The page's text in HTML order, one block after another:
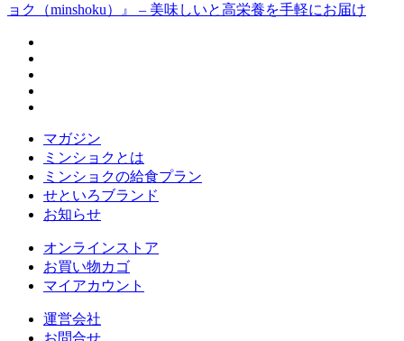
マガジン
ミンショクとは
ミンショクの給食プラン
せといろブランド
お知らせ
オンラインストア
お買い物カゴ
マイアカウント
運営会社